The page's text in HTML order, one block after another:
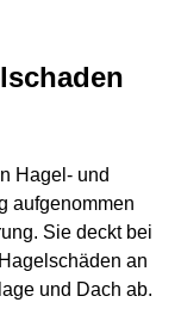
Hagel- und
aufgenommen
Sie deckt bei
an
und Dach ab.